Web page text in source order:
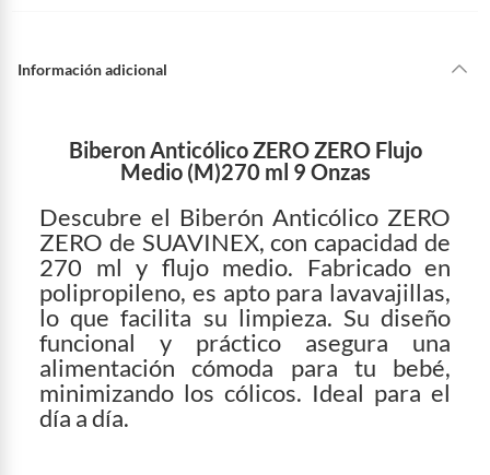
Información adicional
Biberon Anticólico ZERO ZERO Flujo
Medio (M)270 ml 9 Onzas
Descubre el Biberón Anticólico ZERO
ZERO de SUAVINEX, con capacidad de
270 ml y flujo medio. Fabricado en
polipropileno, es apto para lavavajillas,
lo que facilita su limpieza. Su diseño
funcional y práctico asegura una
alimentación cómoda para tu bebé,
minimizando los cólicos. Ideal para el
día a día.